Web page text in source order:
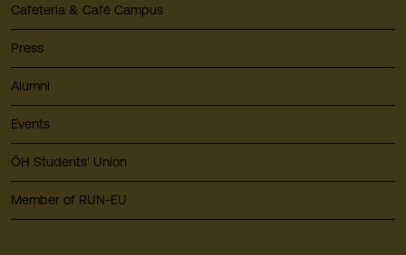
Cafeteria & Café Campus
Press
Alumni
Events
ÖH Students' Union
Member of RUN-EU